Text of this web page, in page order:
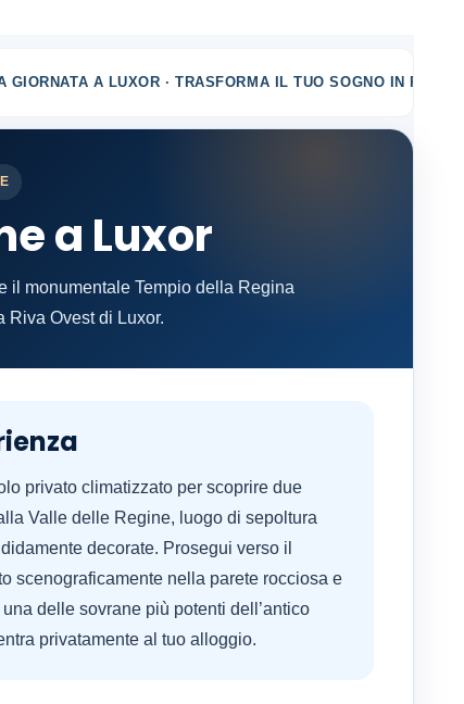
GIORNATA A LUXOR · TRASFORMA IL TUO SOGNO IN REALTÀ
a Luxor
il monumentale Tempio della Regina
Riva Ovest di Luxor.
privato climatizzato per scoprire due
Valle delle Regine, luogo di sepoltura
decorate. Prosegui verso il
scenograficamente nella parete rocciosa e
delle sovrane più potenti dell’antico
privatamente al tuo alloggio.